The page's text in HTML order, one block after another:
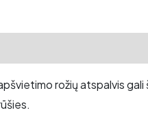
rožių atspalvis